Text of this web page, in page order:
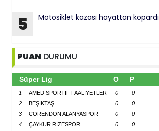
5 Motosiklet kazası hayattan kopardı
PUAN DURUMU
Süper Lig O P
1 AMED SPORTİF FAALİYETLER 0
0
2
BEŞİKTAŞ 0
0
3
CORENDON ALANYASPOR 0
0
4
ÇAYKUR RİZESPOR 0
0